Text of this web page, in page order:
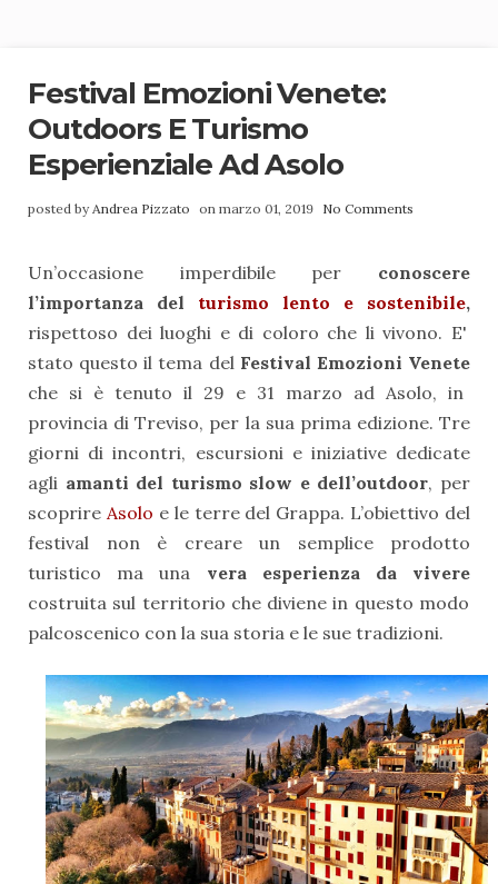
Festival Emozioni Venete:
Outdoors E Turismo
Esperienziale Ad Asolo
posted by Andrea Pizzato on marzo 01, 2019 No Comments
Un’occasione imperdibile per conoscere
l’importanza del turismo lento e sostenibile,
rispettoso dei luoghi e di coloro che li vivono. E'
stato questo il tema del Festival Emozioni Venete
che si è tenuto il 29 e 31 marzo ad Asolo, in
provincia di Treviso, per la sua prima edizione. Tre
giorni di incontri, escursioni e iniziative dedicate
agli amanti del turismo slow e dell’outdoor, per
scoprire Asolo e le terre del Grappa. L’obiettivo del
festival non è creare un semplice prodotto
turistico ma una vera esperienza da vivere
costruita sul territorio che diviene in questo modo
palcoscenico con la sua storia e le sue tradizioni.